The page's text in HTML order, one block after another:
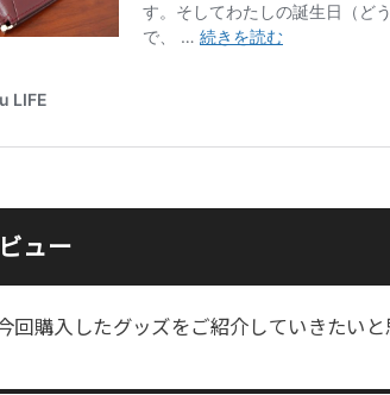
ュー
回購入したグッズをご紹介していきたいと